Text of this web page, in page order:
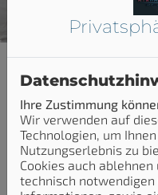
Alles
Wasser
Sie wollen sicher sein,
Ihre Zustimmung
Wir verwenden auf
Technologien, um
Nutzungserlebnis zu
Cookies auch
technisch notwendigen